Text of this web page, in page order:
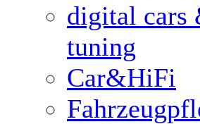
digital cars
tuning
Car&HiFi